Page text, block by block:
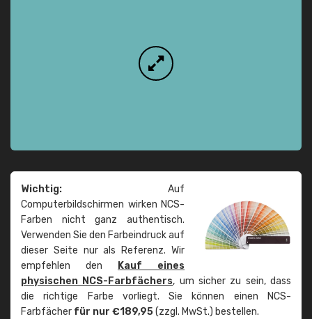
Wichtig: Auf
Computerbildschirmen wirken NCS-
Farben nicht ganz authentisch.
Verwenden Sie den Farbeindruck auf
dieser Seite nur als Referenz. Wir
empfehlen den
Kauf eines
physischen NCS-Farbfächers, um sicher zu sein, dass
die richtige Farbe vorliegt. Sie können einen NCS-
Farbfächer für nur €189,95(zzgl. MwSt.) bestellen.